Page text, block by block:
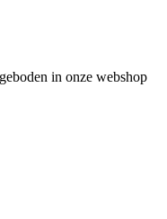
in onze webshop